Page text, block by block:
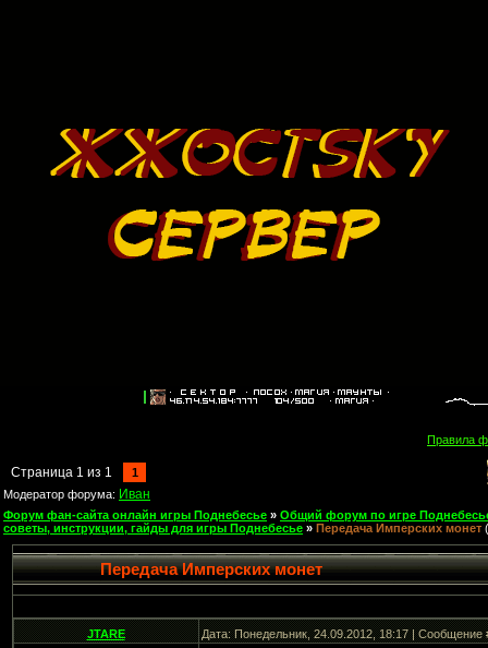
Правила
Страница 1 из 1
1
Модератор форума: Иван
Форум фан-сайта онлайн игры Поднебесье » Общий форум по игре
советы, инструкции, гайды для игры Поднебесье » Передача Имперских монет
Передача Имперских монет
JTARE Дата: Понедельник, 24.09.2012, 18:17 | Сообщение